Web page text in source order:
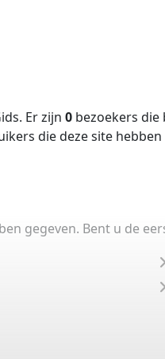
Er zijn 0 bezoekers die
die deze site
gegeven. Bent u de